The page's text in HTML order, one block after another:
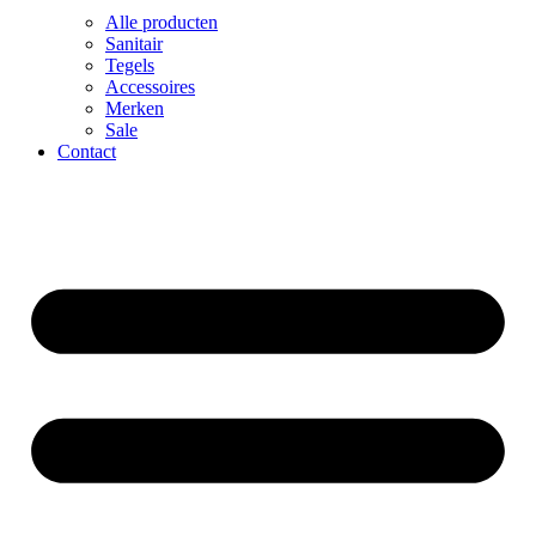
Alle producten
Sanitair
Tegels
Accessoires
Merken
Sale
Contact